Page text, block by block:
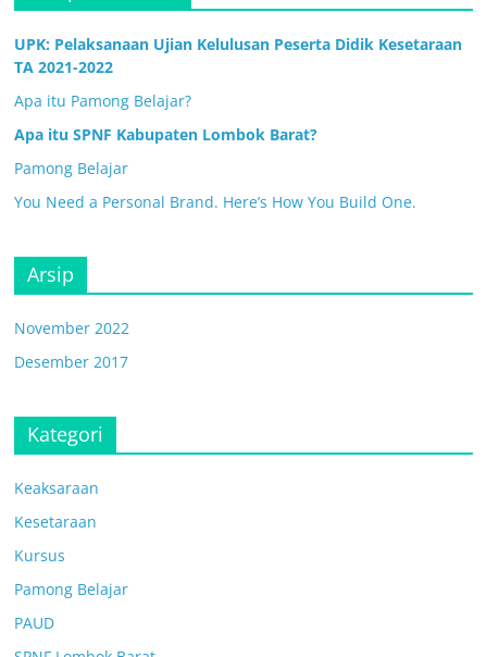
UPK: Pelaksanaan Ujian Kelulusan Peserta Didik Kesetaraan
TA 2021-2022
Apa itu Pamong Belajar?
Apa itu SPNF Kabupaten Lombok Barat?
Pamong Belajar
You Need a Personal Brand. Here’s How You Build One.
Arsip
November 2022
Desember 2017
Kategori
Keaksaraan
Kesetaraan
Kursus
Pamong Belajar
PAUD